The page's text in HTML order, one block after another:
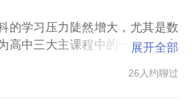
的学习压力陡然增大，尤其是数
高中三大主课程中的一个，一方
效率，甚至数学培养的逻辑思维
展开全部
26人约聊过